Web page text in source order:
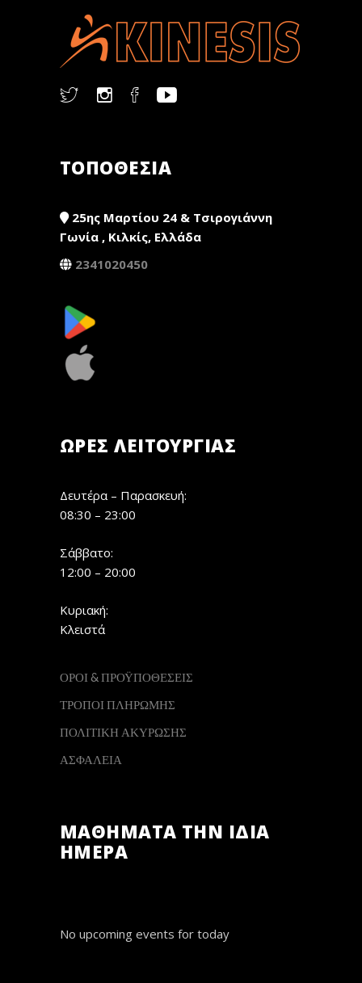
ΤΟΠΟΘΕΣΙΑ
25ης Μαρτίου 24 & Τσιρογιάννη
Γωνία , Κιλκίς, Ελλάδα
2341020450
ΏΡΕΣ ΛΕΙΤΟΥΡΓΊΑΣ
Δευτέρα – Παρασκευή:
08:30 – 23:00
Σάββατο:
12:00 – 20:00
Κυριακή:
Κλειστά
ΟΡΟΙ & ΠΡΟΫΠΟΘΕΣΕΙΣ
ΤΡΟΠΟΙ ΠΛΗΡΩΜΗΣ
ΠΟΛΙΤΙΚΗ ΑΚΥΡΩΣΗΣ
ΑΣΦΑΛΕΙΑ
ΜΑΘΗΜΑΤΑ ΤΗΝ ΙΔΙΑ
ΗΜΕΡΑ
No upcoming events for today